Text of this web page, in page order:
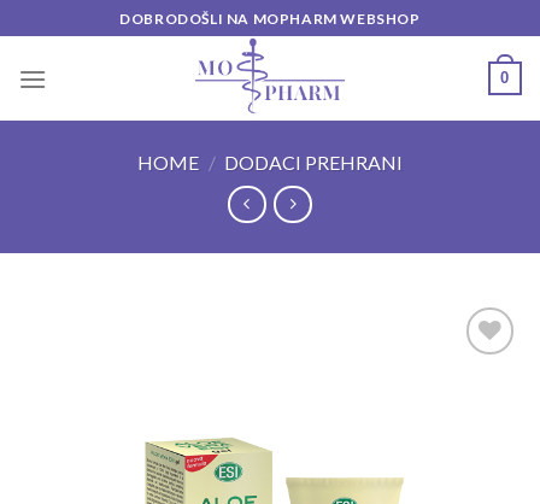
to
content
DOBRODOŠLI NA MOPHARM WEBSHOP
0
HOME / DODACI PREHRANI